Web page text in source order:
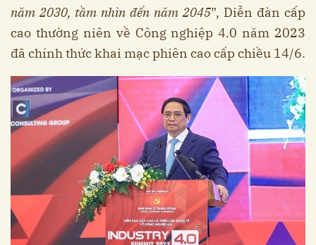
năm 2030, tầm nhìn đến năm 2045”, Diễn đàn cấp
cao thường niên về Công nghiệp 4.0 năm 2023
đã chính thức khai mạc phiên cao cấp chiều 14/6.